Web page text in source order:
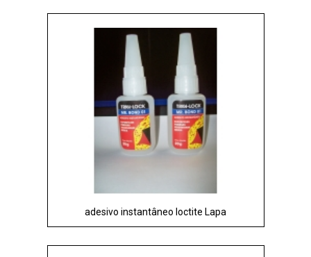
adesivo instantâneo loctite Lapa